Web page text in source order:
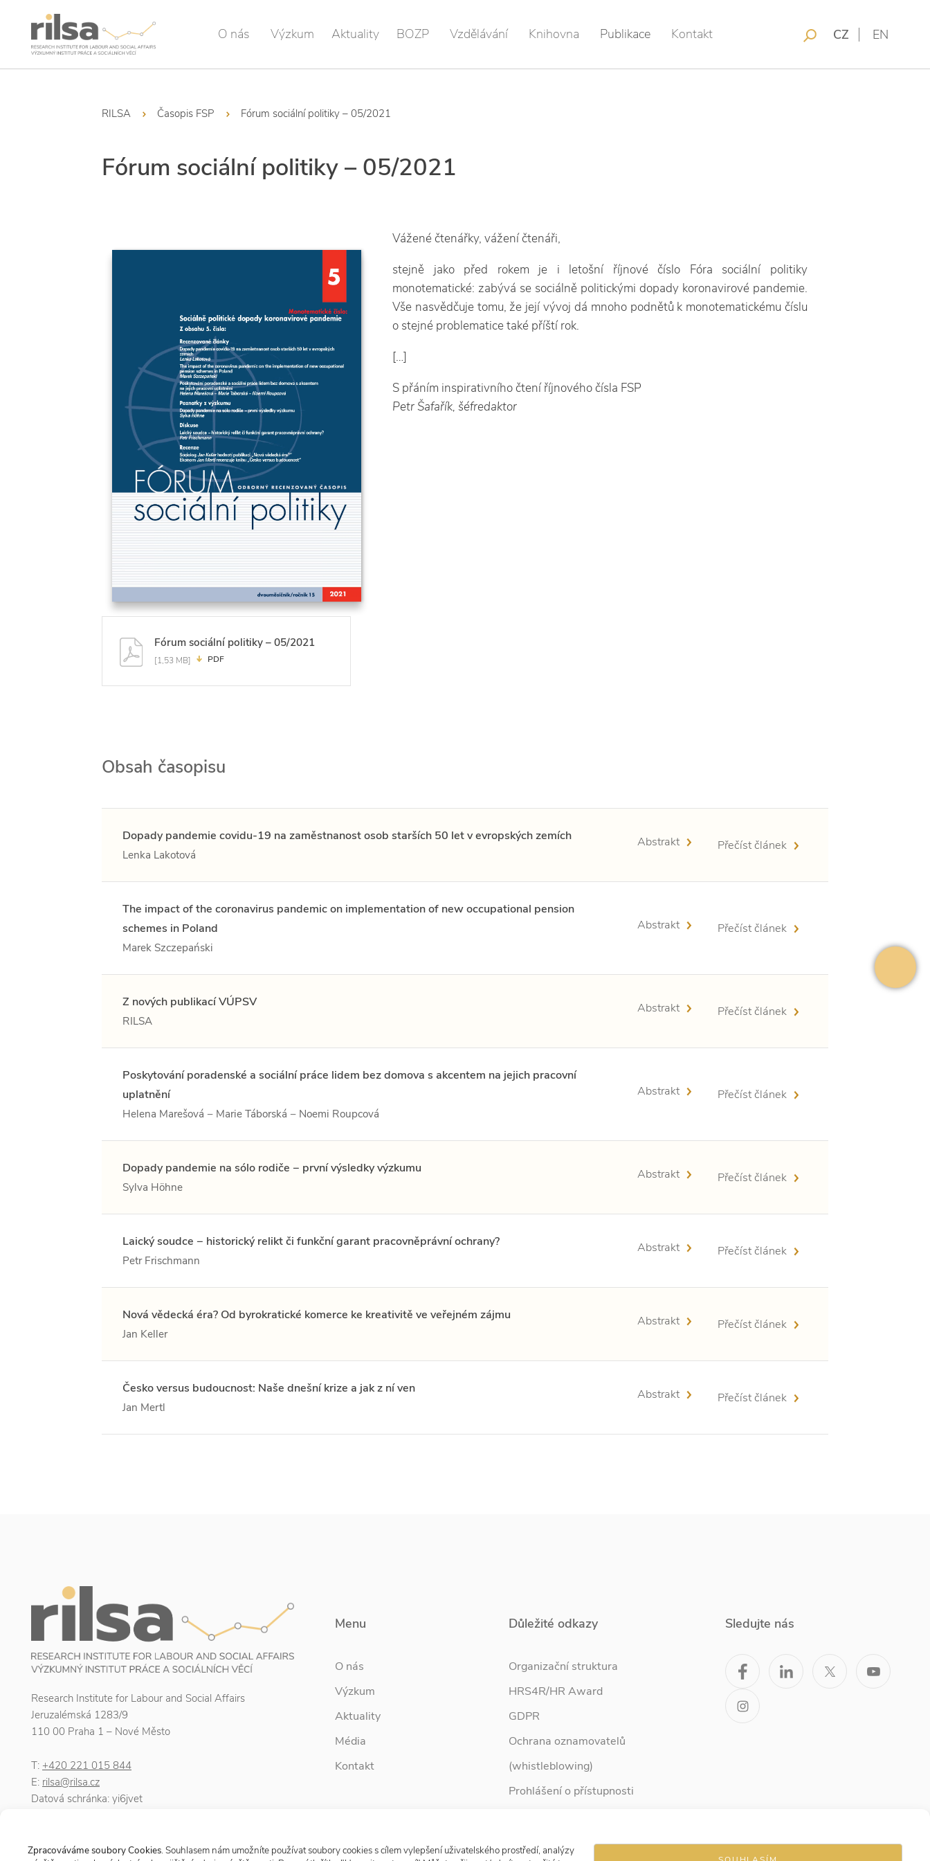
Zpracováváme soubory Cookies. Souhlasem nám umožníte používat soubory cookies s cílem vylepšení uživatelského prostředí, analýzy
O nás Výzkum Aktuality BOZP Vzdělávání Knihovna Publikace Kontakt CZ EN
RILSA Časopis FSP Fórum sociální politiky – 05/2021
Fórum sociální politiky – 05/2021
Fórum sociální politiky – 05/2021
[1,53 MB] PDF
Vážené čtenářky, vážení čtenáři,
stejně jako před rokem je i letošní říjnové číslo Fóra sociální politiky
monotematické: zabývá se sociálně politickými dopady koronavirové pandemie.
Vše nasvědčuje tomu, že její vývoj dá mnoho podnětů k monotematickému číslu
o stejné problematice také příští rok.
[…]
S přáním inspirativního čtení říjnového čísla FSP
Petr Šafařík, šéfredaktor
Obsah časopisu
Dopady pandemie covidu-19 na zaměstnanost osob starších 50 let v evropských zemích
Lenka Lakotová
Přečíst článek
Abstrakt
The impact of the coronavirus pandemic on implementation of new occupational pension
schemes in Poland
Marek Szczepański
Přečíst článek
Abstrakt
Z nových publikací VÚPSV
RILSA
Přečíst článek
Abstrakt
Poskytování poradenské a sociální práce lidem bez domova s akcentem na jejich pracovní
uplatnění
Helena Marešová − Marie Táborská − Noemi Roupcová
Přečíst článek
Abstrakt
Dopady pandemie na sólo rodiče − první výsledky výzkumu
Sylva Höhne
Přečíst článek
Abstrakt
Laický soudce − historický relikt či funkční garant pracovněprávní ochrany?
Petr Frischmann
Přečíst článek
Abstrakt
Nová vědecká éra? Od byrokratické komerce ke kreativitě ve veřejném zájmu
Jan Keller
Přečíst článek
Abstrakt
Česko versus budoucnost: Naše dnešní krize a jak z ní ven
Jan Mertl
Přečíst článek
Abstrakt
Research Institute for Labour and Social Affairs
Jeruzalémská 1283/9
110 00 Praha 1 – Nové Město
T: +420 221 015 844
E: rilsa@rilsa.cz
Datová schránka: yi6jvet
DIČ: CZ00025950
Menu
O nás
Výzkum
Aktuality
Média
Kontakt
Důležité odkazy
Organizační struktura
HRS4R/HR Award
GDPR
Ochrana oznamovatelů
(whistleblowing)
Prohlášení o přístupnosti
Zpravodaj Rodina
Sledujte nás